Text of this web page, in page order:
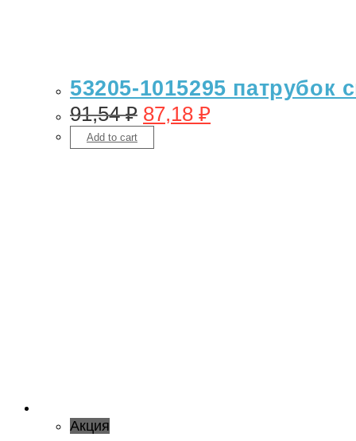
53205-1015295 патрубок
91,54₽ 87,18 ₽
Add to cart
Акция